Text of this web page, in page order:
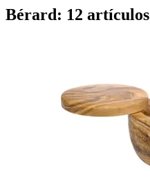
Bérard: 12 artículos